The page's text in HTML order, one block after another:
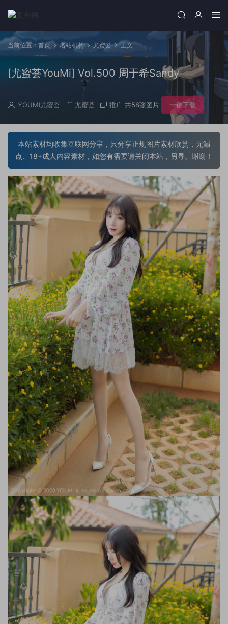
当前位置： 首页 名站机构 尤蜜荟 正文
[尤蜜荟YouMi] Vol.500 周于希Sandy
YOUMI尤蜜荟 尤蜜荟 推广 共58张图片 一键下载
本站素材均收集互联网分享，只分享正规图片素材欣赏，无漏
点、18+成人内容素材，如您有需要请关闭本站，另寻。谢谢！